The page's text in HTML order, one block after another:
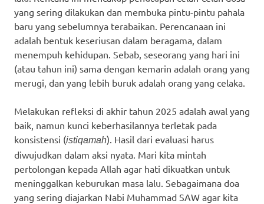
yang sering dilakukan dan membuka pintu-pintu pahala
baru yang sebelumnya terabaikan. Perencanaan ini
adalah bentuk keseriusan dalam beragama, dalam
menempuh kehidupan. Sebab, seseorang yang hari ini
(atau tahun ini) sama dengan kemarin adalah orang yang
merugi, dan yang lebih buruk adalah orang yang celaka.
Melakukan refleksi di akhir tahun 2025 adalah awal yang
baik, namun kunci keberhasilannya terletak pada
konsistensi (istiqamah). Hasil dari evaluasi harus
diwujudkan dalam aksi nyata. Mari kita mintah
pertolongan kepada Allah agar hati dikuatkan untuk
meninggalkan keburukan masa lalu. Sebagaimana doa
yang sering diajarkan Nabi Muhammad SAW agar kita